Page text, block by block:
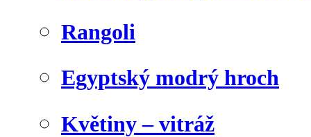
Rangoli
Egyptský modrý hroch
Květiny – vitráž